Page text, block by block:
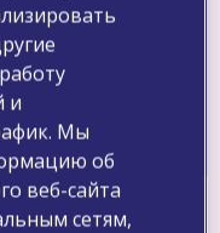
и
Мы
об
веб-сайта
сетям,